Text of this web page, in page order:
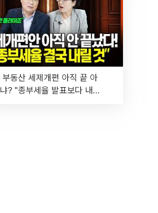
부동산 세제개편 아직 끝 아
냐? "종부세율 발표보다 내릴